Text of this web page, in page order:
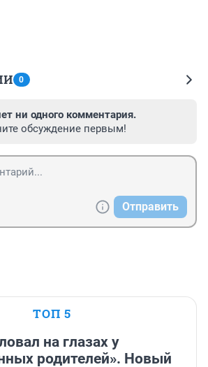
0
ни одного комментария.
обсуждение первым!
Отправить
ТОП 5
на глазах у
родителей». Новый